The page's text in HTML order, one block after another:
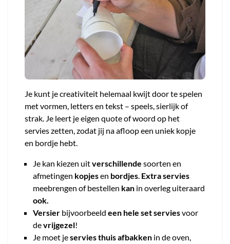
Je kunt je creativiteit helemaal kwijt door te spelen
met vormen, letters en tekst – speels, sierlijk of
strak. Je leert je eigen quote of woord op het
servies zetten, zodat jij na afloop een uniek kopje
en bordje hebt.
Je kan kiezen uitverschillende soorten en
afmetingen kopjesen bordjes. Extra servies
meebrengen of bestellen kan in overleg uiteraard
ook.
Versier bijvoorbeeld een hele set serviesvoor
devrijgezel!
Je moet jeservies thuis afbakken in de oven,